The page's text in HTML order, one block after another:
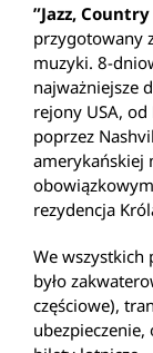
”Jazz, Country
przygotowany
muzyki. 8-
najważniejsze
rejony USA,
poprzez
amerykańskiej
rezydencja
We wszystkich
było
częściowe),